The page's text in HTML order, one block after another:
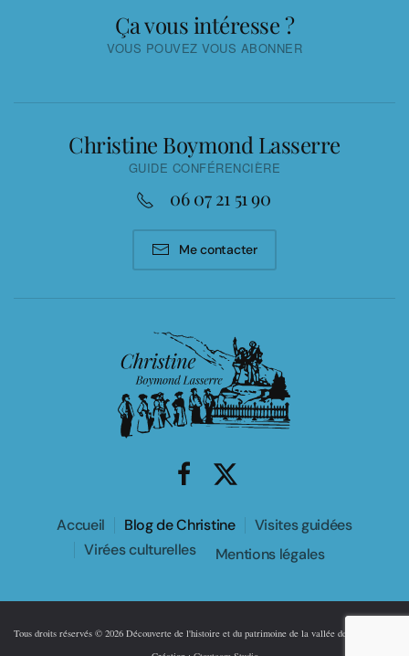
Ça vous intéresse ?
VOUS POUVEZ VOUS ABONNER
Christine Boymond Lasserre
GUIDE CONFÉRENCIÈRE
06 07 21 51 90
Me contacter
Accueil Blog de Christine
Visites guidées
Virées culturelles
Mentions légales
Tous droits réservés © 2026 Découverte de l'histoire et du patrimoine de la vallée de Chamonix -